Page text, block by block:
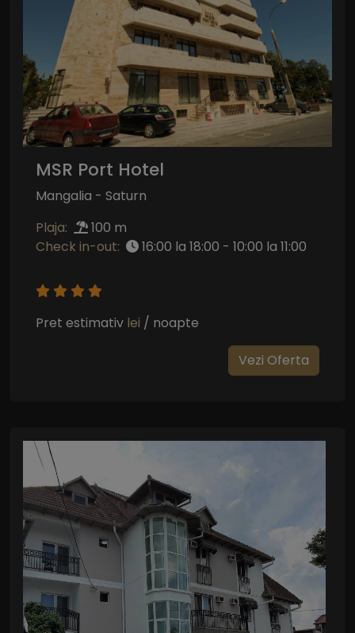
MSR Port Hotel
Mangalia - Saturn
Plaja:
100 m
Check in-out:
16:00 la 18:00 - 10:00 la 11:00
Pret estimativ lei / noapte
Vezi Oferta